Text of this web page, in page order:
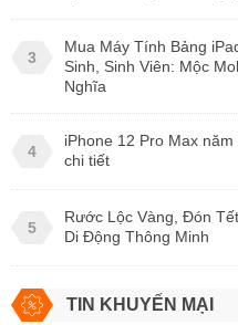
3
Mua Máy Tính Bảng
Sinh, Sinh Viên: Mộc
Nghĩa
4
iPhone 12 Pro Max
chi tiết
5
Rước Lộc Vàng, Đón
Di Động Thông Minh
TIN KHUYẾN MẠI